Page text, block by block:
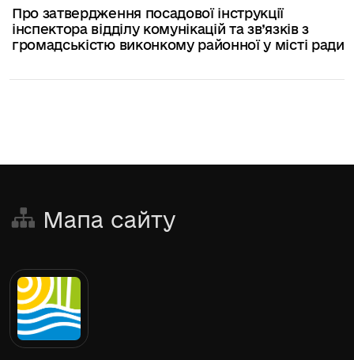
Про затвердження посадової інструкції
інспектора відділу комунікацій та зв’язків з
громадськістю виконкому районної у місті ради
Мапа сайту